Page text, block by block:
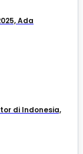
Ada
di Indonesia,